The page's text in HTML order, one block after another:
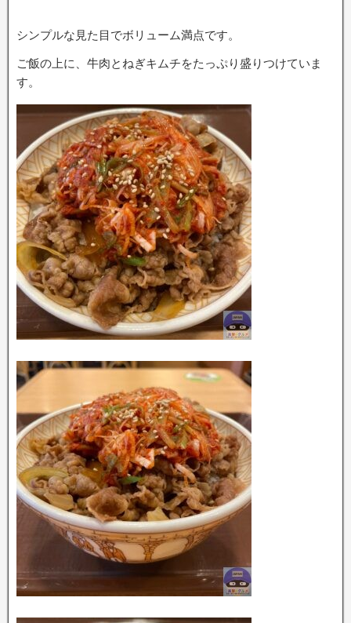
シンプルな見た目でボリューム満点です。
ご飯の上に、牛肉とねぎキムチをたっぷり盛りつけていま
す。